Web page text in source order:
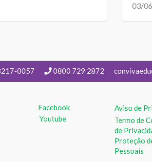
03/
0057 0800 729 2872
Facebook
Youtube
Aviso de
Termo de
de
Proteção
Pessoais